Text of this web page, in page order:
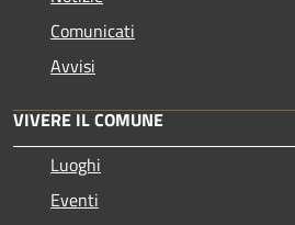
Comunicati
Avvisi
VIVERE IL COMUNE
Luoghi
Eventi